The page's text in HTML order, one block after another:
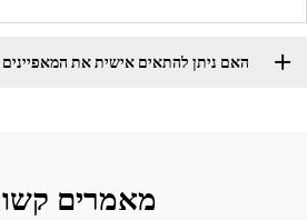
האם ניתן להתאים אישית את המאפיינים
מאמרים